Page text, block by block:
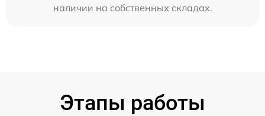
наличии на собственных складах.
Этапы работы